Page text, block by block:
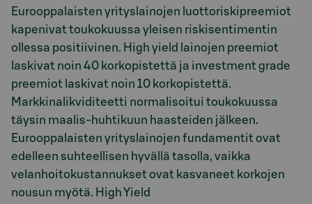
Eurooppalaisten yrityslainojen luottoriskipreemiot
kapenivat toukokuussa yleisen riskisentimentin
ollessa positiivinen. High yield lainojen preemiot
laskivat noin 40 korkopistettä ja investment grade
preemiot laskivat noin 10 korkopistettä.
Markkinalikviditeetti normalisoitui toukokuussa
täysin maalis-huhtikuun haasteiden jälkeen.
Eurooppalaisten yrityslainojen fundamentit ovat
edelleen suhteellisen hyvällä tasolla, vaikka
velanhoitokustannukset ovat kasvaneet korkojen
nousun myötä. High Yield